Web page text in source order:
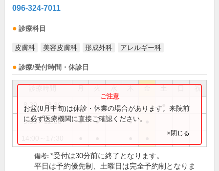
096-324-7011
診療科目
皮膚科 美容皮膚科 形成外科 アレルギー科
診療/受付時間・休診日
祝
8:30～13:30
9:00～12:00 ● ● ●
お盆(8月中旬)は休診・休業の場合があります。来院前
に必ず医療機関に直接ご確認ください。
×閉じる
備考: *受付は30分前に終了となります。
平日は予約優先制、土曜日は完全予約制となりま